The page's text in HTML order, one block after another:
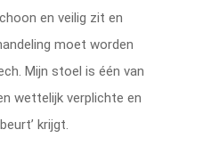
en veilig zit en
moet worden
Mijn stoel is één van
wettelijk verplichte en
krijgt.